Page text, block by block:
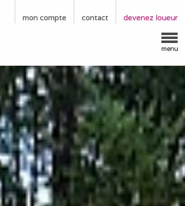
devenez loueur
contact
mon compte
menu